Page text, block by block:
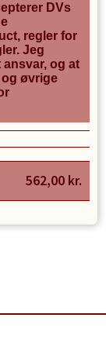
DVs
regler for
Jeg
ansvar, og at
og øvrige
562,00 kr.